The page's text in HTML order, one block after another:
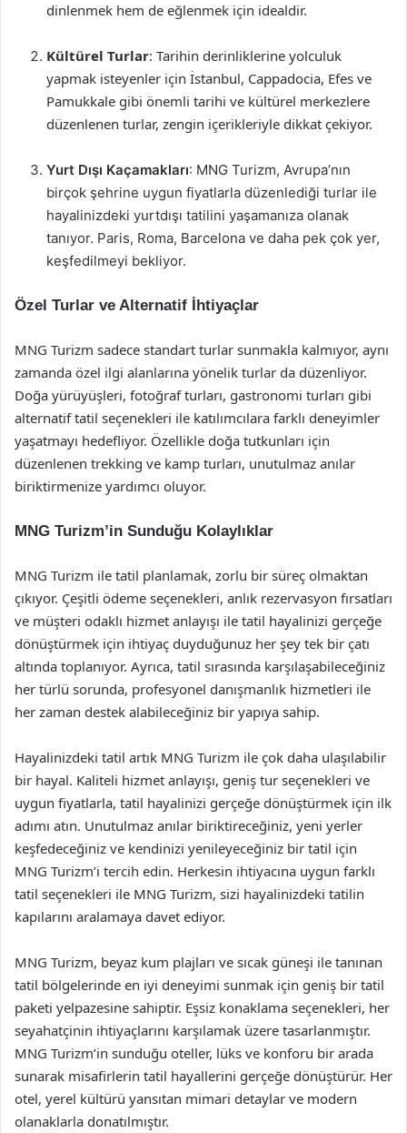
dinlenmek hem de eğlenmek için idealdir.
Kültürel Turlar: Tarihin derinliklerine yolculuk
yapmak isteyenler için İstanbul, Cappadocia, Efes ve
Pamukkale gibi önemli tarihi ve kültürel merkezlere
düzenlenen turlar, zengin içerikleriyle dikkat çekiyor.
Yurt Dışı Kaçamakları: MNG Turizm, Avrupa’nın
birçok şehrine uygun fiyatlarla düzenlediği turlar ile
hayalinizdeki yurtdışı tatilini yaşamanıza olanak
tanıyor. Paris, Roma, Barcelona ve daha pek çok yer,
keşfedilmeyi bekliyor.
Özel Turlar ve Alternatif İhtiyaçlar
MNG Turizm sadece standart turlar sunmakla kalmıyor, aynı
zamanda özel ilgi alanlarına yönelik turlar da düzenliyor.
Doğa yürüyüşleri, fotoğraf turları, gastronomi turları gibi
alternatif tatil seçenekleri ile katılımcılara farklı deneyimler
yaşatmayı hedefliyor. Özellikle doğa tutkunları için
düzenlenen trekking ve kamp turları, unutulmaz anılar
biriktirmenize yardımcı oluyor.
MNG Turizm’in Sunduğu Kolaylıklar
MNG Turizm ile tatil planlamak, zorlu bir süreç olmaktan
çıkıyor. Çeşitli ödeme seçenekleri, anlık rezervasyon fırsatları
ve müşteri odaklı hizmet anlayışı ile tatil hayalinizi gerçeğe
dönüştürmek için ihtiyaç duyduğunuz her şey tek bir çatı
altında toplanıyor. Ayrıca, tatil sırasında karşılaşabileceğiniz
her türlü sorunda, profesyonel danışmanlık hizmetleri ile
her zaman destek alabileceğiniz bir yapıya sahip.
Hayalinizdeki tatil artık MNG Turizm ile çok daha ulaşılabilir
bir hayal. Kaliteli hizmet anlayışı, geniş tur seçenekleri ve
uygun fiyatlarla, tatil hayalinizi gerçeğe dönüştürmek için ilk
adımı atın. Unutulmaz anılar biriktireceğiniz, yeni yerler
keşfedeceğiniz ve kendinizi yenileyeceğiniz bir tatil için
MNG Turizm’i tercih edin. Herkesin ihtiyacına uygun farklı
tatil seçenekleri ile MNG Turizm, sizi hayalinizdeki tatilin
kapılarını aralamaya davet ediyor.
MNG Turizm, beyaz kum plajları ve sıcak güneşi ile tanınan
tatil bölgelerinde en iyi deneyimi sunmak için geniş bir tatil
paketi yelpazesine sahiptir. Eşsiz konaklama seçenekleri, her
seyahatçinin ihtiyaçlarını karşılamak üzere tasarlanmıştır.
MNG Turizm’in sunduğu oteller, lüks ve konforu bir arada
sunarak misafirlerin tatil hayallerini gerçeğe dönüştürür. Her
otel, yerel kültürü yansıtan mimari detaylar ve modern
olanaklarla donatılmıştır.